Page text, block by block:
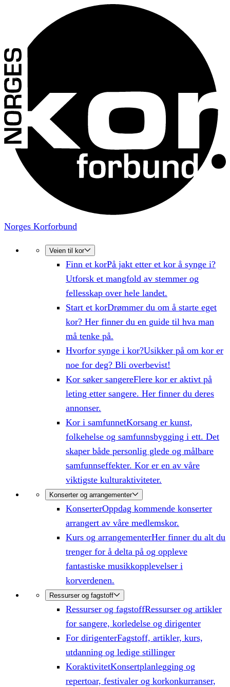
Norges Korforbund
Veien til kor
Finn et korPå jakt etter et kor å synge i?
Utforsk et mangfold av stemmer og
fellesskap over hele landet.
Start et korDrømmer du om å starte eget
kor? Her finner du en guide til hva man
må tenke på.
Hvorfor synge i kor?Usikker på om kor er
noe for deg? Bli overbevist!
Kor søker sangereFlere kor er aktivt på
leting etter sangere. Her finner du deres
annonser.
Kor i samfunnetKorsang er kunst,
folkehelse og samfunnsbygging i ett. Det
skaper både personlig glede og målbare
samfunnseffekter. Kor er en av våre
viktigste kulturaktiviteter.
Konserter og arrangementer
KonserterOppdag kommende konserter
arrangert av våre medlemskor.
Kurs og arrangementerHer finner du alt du
trenger for å delta på og oppleve
fantastiske musikkopplevelser i
korverdenen.
Ressurser og fagstoff
Ressurser og fagstoffRessurser og artikler
for sangere, korledelse og dirigenter
For dirigenterFagstoff, artikler, kurs,
utdanning og ledige stillinger
KoraktivitetKonsertplanlegging og
repertoar, festivaler og korkonkurranser,